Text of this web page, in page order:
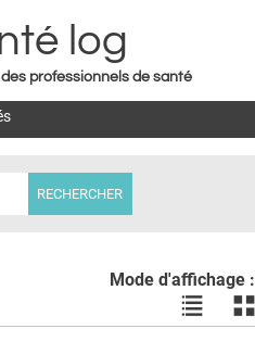
navigation
log
professionnels de santé
Mode d'affichage :
Voir
les
les